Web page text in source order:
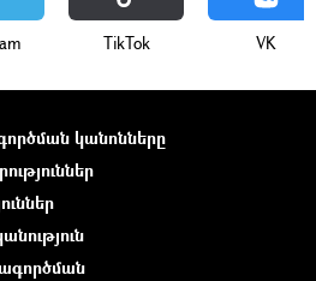
ТikТоk VK
կանոնները